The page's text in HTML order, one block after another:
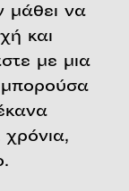
μάθει να
και
με μια